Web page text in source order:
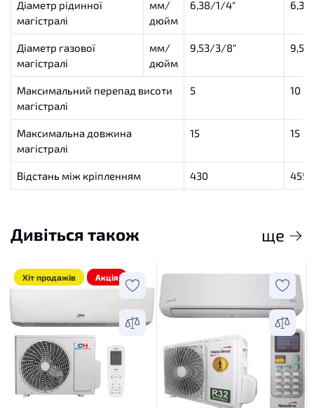
Діаметр рідинної
магістралі
мм/
дюйм
6,38/1/4″
Діаметр газової
магістралі
мм/
дюйм
9,53/3/8″
Максимальний перепад висоти
магістралі
5 10
Максимальна довжина
магістралі
15 15
Відстань між кріпленням 430 455
Дивіться також ще
Хіт продажів Акція